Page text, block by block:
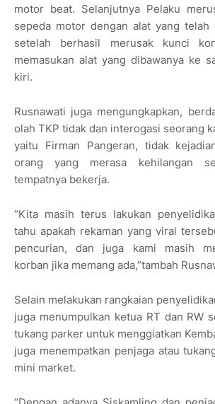
motor beat. Selanjutnya Pelaku
sepeda motor dengan alat yang telah
setelah berhasil merusak kunci
memasukan alat yang dibawanya ke
kiri.
Rusnawati juga mengungkapkan,
olah TKP tidak dan interogasi seorang
yaitu Firman Pangeran, tidak
orang yang merasa kehilangan
tempatnya bekerja.
“Kita masih terus lakukan
tahu apakah rekaman yang viral
pencurian, dan juga kami masih
korban jika memang ada,”tambah
Selain melakukan rangkaian
juga menumpulkan ketua RT dan RW
tukang parker untuk menggiatkan
juga menempatkan penjaga atau
mini market.